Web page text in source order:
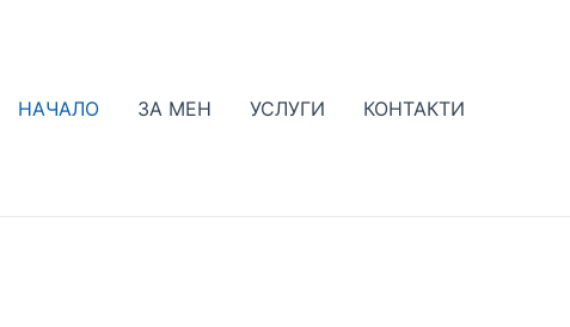
НАЧАЛО ЗА МЕН УСЛУГИ КОНТАКТИ